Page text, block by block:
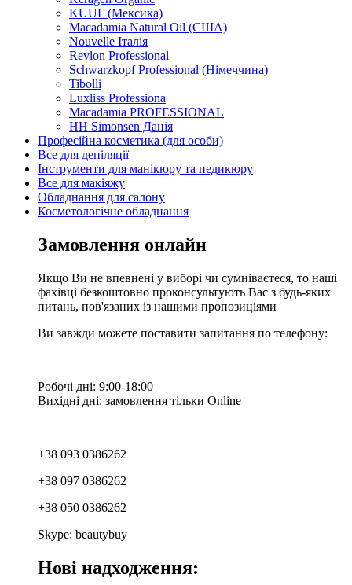
KUUL (Мексика)
Macadamia Natural Oil (США)
Nouvelle Італія
Revlon Professional
Schwarzkopf Professional (Німеччина)
Tibolli
Luxliss Professiona
Macadamia PROFESSIONAL
HH Simonsen Данія
Професійна косметика (для особи)
Все для депіляції
Інструменти для манікюру та педикюру
Все для макіяжу
Обладнання для салону
Косметологічне обладнання
Замовлення онлайн
Якщо Ви не впевнені у виборі чи сумніваєтеся, то наші
фахівці безкоштовно проконсультують Вас з будь-яких
питань, пов'язаних із нашими пропозиціями
Ви завжди можете поставити запитання по телефону:
Робочі дні: 9:00-18:00
Вихідні дні: замовлення тільки Online
+38 093 0386262
+38 097 0386262
+38 050 0386262
Skype: beautybuy
Нові надходження: